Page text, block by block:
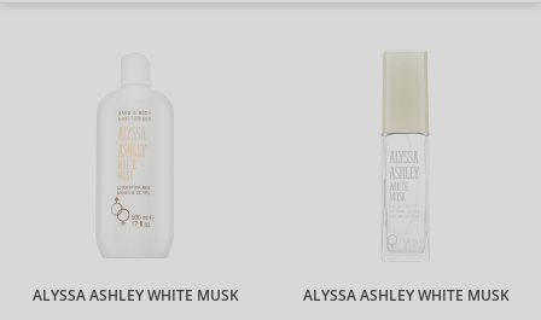
ALYSSA ASHLEY WHITE MUSK ALYSSA ASHLEY WHITE MUSK